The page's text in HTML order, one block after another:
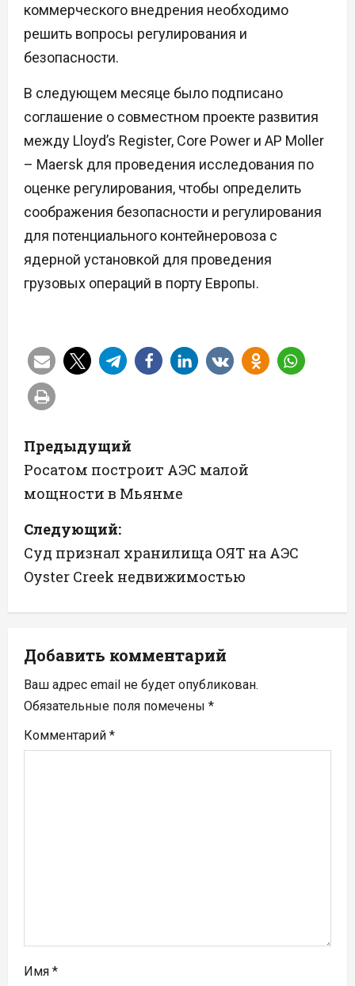
коммерческого внедрения необходимо
решить вопросы регулирования и
безопасности.
В следующем месяце было подписано
соглашение о совместном проекте развития
между Lloyd’s Register, Core Power и AP Moller
– Maersk для проведения исследования по
оценке регулирования, чтобы определить
соображения безопасности и регулирования
для потенциального контейнеровоза с
ядерной установкой для проведения
грузовых операций в порту Европы.
Н
а
в
и
г
а
и
я
п
я
Предыдущий
Росатом построит АЭС малой
мощности в Мьянме
Следующий:
Суд признал хранилища ОЯТ на АЭС
Oyster Creek недвижимостью
Добавить комментарий
Ваш адрес email не будет опубликован.
Обязательные поля помечены *
Комментарий *
Имя *